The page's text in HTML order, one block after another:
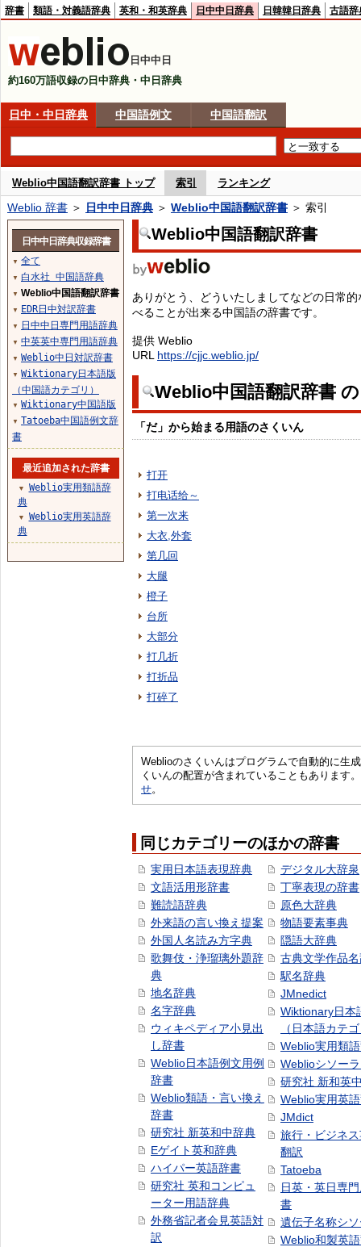
辞書 類語・対義語辞典 英和・和英辞典 日中中日辞典 日韓韓日辞典 古語辞
日中中日
約160万語収録の日中辞典・中日辞典
日中・中日辞典 中国語例文 中国語翻訳
Weblio中国語翻訳辞書 トップ 索引 ランキング
Weblio 辞書 ＞ 日中中日辞典 ＞ Weblio中国語翻訳辞書 ＞ 索引
Weblio中国語翻訳辞書
ありがとう、どういたしましてなどの日常
べることが出来る中国語の辞書です。
提供 Weblio
URL https://cjjc.weblio.jp/
Weblio中国語翻訳辞書
「だ」から始まる用語のさくいん
打开
打电话给～
第一次来
大衣,外套
第几回
大腿
橙子
台所
大部分
打几折
打折品
打碎了
Weblioのさくいんはプログラムで自動的に生
くいんの配置が含まれていることもあります
せ。
同じカテゴリーのほかの辞書
実用日本語表現辞典
文語活用形辞書
難読語辞典
外来語の言い換え提案
外国人名読み方字典
歌舞伎・浄瑠璃外題辞
典
地名辞典
名字辞典
ウィキペディア小見出
し辞書
Weblio日本語例文用例
辞書
Weblio類語・言い換え
辞書
研究社 新英和中辞典
Eゲイト英和辞典
ハイパー英語辞書
研究社 英和コンピュ
ーター用語辞典
外務省記者会見英語対
訳
デジタル大辞泉
丁寧表現の辞書
原色大辞典
物語要素事典
隠語大辞典
古典文学作品
駅名辞典
JMnedict
Wiktionary日本
（日本語カテ
Weblio実用類
Weblioシソー
研究社 新和英
Weblio実用英
JMdict
旅行・ビジネ
翻訳
Tatoeba
日英・英日専
書
遺伝子名称シ
Weblio和製英
日中中日辞典収録辞書
▼ 全て
▼ 白水社 中国語辞典
▼ Weblio中国語翻訳辞書
▼ EDR日中対訳辞書
▼ 日中中日専門用語辞典
▼ 中英英中専門用語辞典
▼ Weblio中日対訳辞書
▼ Wiktionary日本語版
（中国語カテゴリ）
▼ Wiktionary中国語版
▼ Tatoeba中国語例文辞
書
最近追加された辞書
▼
Weblio実用類語辞
典
▼
Weblio実用英語辞
典